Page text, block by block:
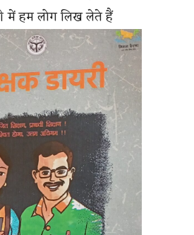
में हम लोग लिख लेते हैं